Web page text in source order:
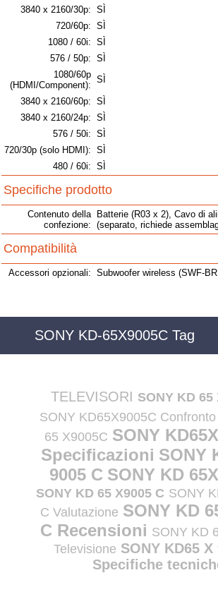
3840 x 2160/30p: SÌ
720/60p: SÌ
1080 / 60i: SÌ
576 / 50p: SÌ
1080/60p
(HDMI/Component):
SÌ
3840 x 2160/60p: SÌ
3840 x 2160/24p: SÌ
576 / 50i: SÌ
720/30p (solo HDMI): SÌ
480 / 60i: SÌ
Specifiche prodotto
Contenuto della
confezione:
Batterie (R03 x 2), Cavo di
(separato, richiede
Compatibilità
Accessori opzionali: Subwoofer wireless (SWF-
SONY KD-65X9005C Tag
TELEVISORI SONY KD 65
SONY KD65X9005C Confronto
65 X9005C SONY
Specificazioni SONY
9005 C SONY KD
SONY KD 65 X9005 C SONY
C Valutazione SONY KD
C Recensioni SONY KD
Televisione SONY KD65 X
Specifiche